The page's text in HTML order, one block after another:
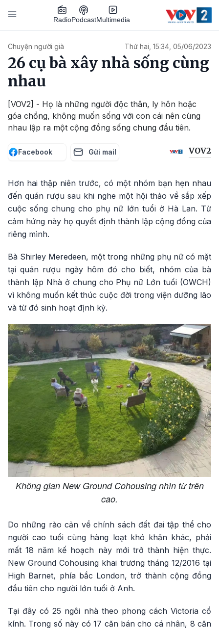
Nhảy đến nội dung
RadioPodcastMultimedia
Chuyện người già Thứ hai, 15:34, 05/06/2023
26 cụ bà xây nhà sống cùng
nhau
[VOV2] - Họ là những người độc thân, ly hôn hoặc
góa chồng, không muốn sống với con cái nên cùng
nhau lập ra một cộng đồng sống chung đầu tiên.
Facebook Gửi mail VOV2
Hơn hai thập niên trước, có một nhóm bạn hẹn nhau
đến quán rượu sau khi nghe một hội thảo về sắp xếp
cuộc sống chung cho phụ nữ lớn tuổi ở Hà Lan. Từ
cảm hứng này họ quyết định thành lập cộng đồng của
riêng mình.
Bà Shirley Meredeen, một trong những phụ nữ có mặt
tại quán rượu ngày hôm đó cho biết, nhóm của bà
thành lập Nhà ở chung cho Phụ nữ Lớn tuổi (OWCH)
vì không muốn kết thúc cuộc đời trong viện dưỡng lão
và từ đó sinh hoạt định kỳ.
Không gian New Ground Cohousing nhìn từ trên
cao.
Do những rào cản về chính sách đất đai tập thể cho
người cao tuổi cùng hàng loạt khó khăn khác, phải
mất 18 năm kế hoạch này mới trở thành hiện thực.
New Ground Cohousing khai trương tháng 12/2016 tại
High Barnet, phía bắc London, trở thành cộng đồng
đầu tiên cho người lớn tuổi ở Anh.
Tại đây có 25 ngôi nhà theo phong cách Victoria cổ
kính. Trong số này có 17 căn bán cho cá nhân, 8 căn